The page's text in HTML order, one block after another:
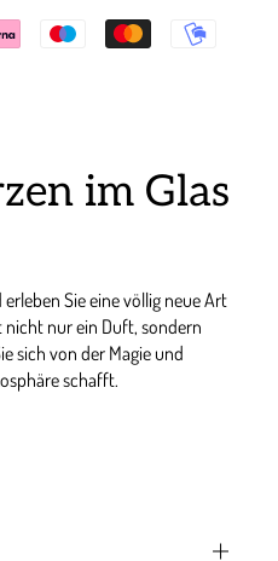
im Glas
Sie eine völlig neue Art
nicht nur ein Duft, sondern
sich von der Magie und
schafft.